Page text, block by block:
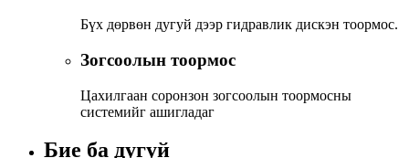
Бүх дөрвөн дугуй дээр гидравлик дискэн тоормос.
Зогсоолын тоормос
Цахилгаан соронзон зогсоолын тоормосны
системийг ашигладаг
Бие ба дугуй